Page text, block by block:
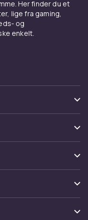
Her finder du et
lige fra gaming,
og
enkelt.